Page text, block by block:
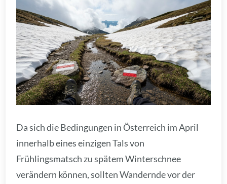
Da sich die Bedingungen in Österreich im April
innerhalb eines einzigen Tals von
Frühlingsmatsch zu spätem Winterschnee
verändern können, sollten Wandernde vor der